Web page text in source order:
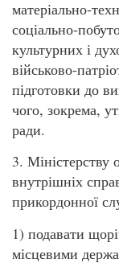
матеріально-
соціально-
культурних і
військово-
підготовки до
чого, зокрема,
ради.
3. Міністерству
внутрішніх
прикордонної
1) подавати
місцевими